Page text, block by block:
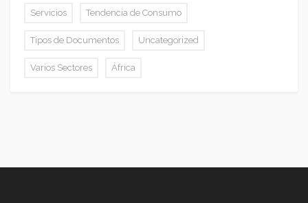
Servicios Tendencia de Consumo
Tipos de Documentos Uncategorized
Varios Sectores África